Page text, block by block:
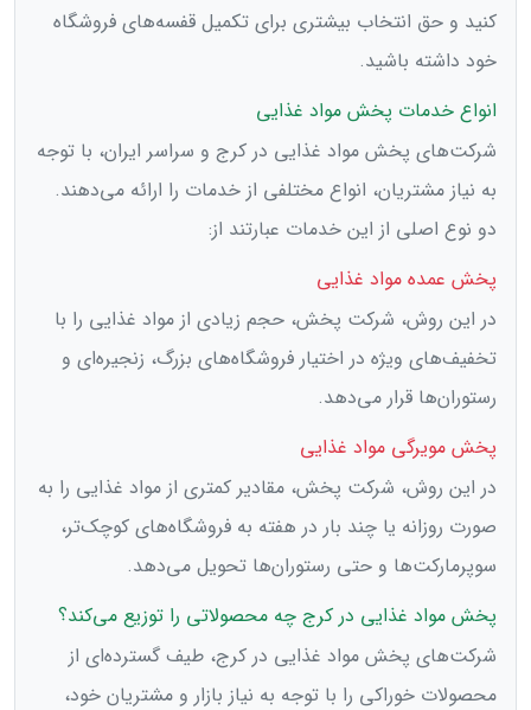
کنید و حق انتخاب بیشتری برای تکمیل قفسه‌های فروشگاه
خود داشته باشید.
انواع خدمات پخش مواد غذایی
شرکت‌های پخش مواد غذایی در کرج و سراسر ایران، با توجه
به نیاز مشتریان، انواع مختلفی از خدمات را ارائه می‌دهند.
دو نوع اصلی از این خدمات عبارتند از:
پخش عمده مواد غذایی
در این روش، شرکت پخش، حجم زیادی از مواد غذایی را با
تخفیف‌های ویژه در اختیار فروشگاه‌های بزرگ، زنجیره‌ای و
رستوران‌ها قرار می‌دهد.
پخش مویرگی مواد غذایی
در این روش، شرکت پخش، مقادیر کمتری از مواد غذایی را به
صورت روزانه یا چند بار در هفته به فروشگاه‌های کوچک‌تر،
سوپرمارکت‌ها و حتی رستوران‌ها تحویل می‌دهد.
پخش مواد غذایی در کرج چه محصولاتی را توزیع می‌کند؟
شرکت‌های پخش مواد غذایی در کرج، طیف گسترده‌ای از
محصولات خوراکی را با توجه به نیاز بازار و مشتریان خود،